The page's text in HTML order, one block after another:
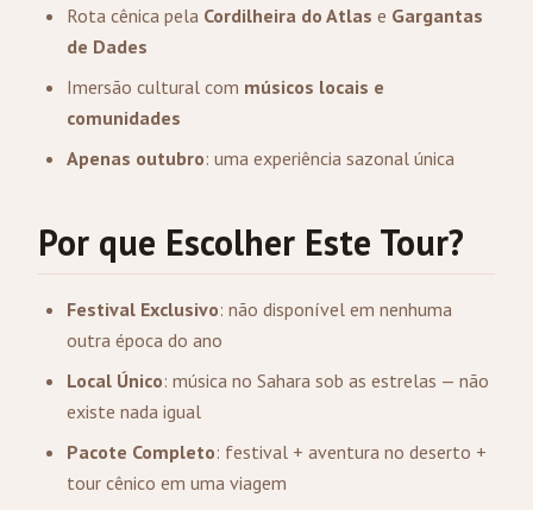
Rota cênica pela Cordilheira do Atlas e Gargantas
de Dades
Imersão cultural com músicos locais e
comunidades
Apenas outubro: uma experiência sazonal única
Por que Escolher Este Tour?
Festival Exclusivo: não disponível em nenhuma
outra época do ano
Local Único: música no Sahara sob as estrelas — não
existe nada igual
Pacote Completo: festival + aventura no deserto +
tour cênico em uma viagem